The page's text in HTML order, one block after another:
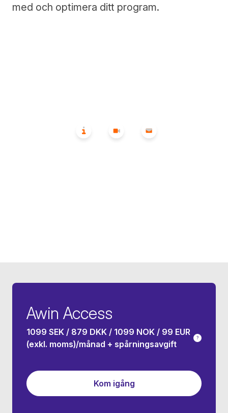
med och optimera ditt program.
Awin Access
1099 SEK / 879 DKK / 1099 NOK / 99 EUR
(exkl. moms)/månad + spårningsavgift
?
Kom igång